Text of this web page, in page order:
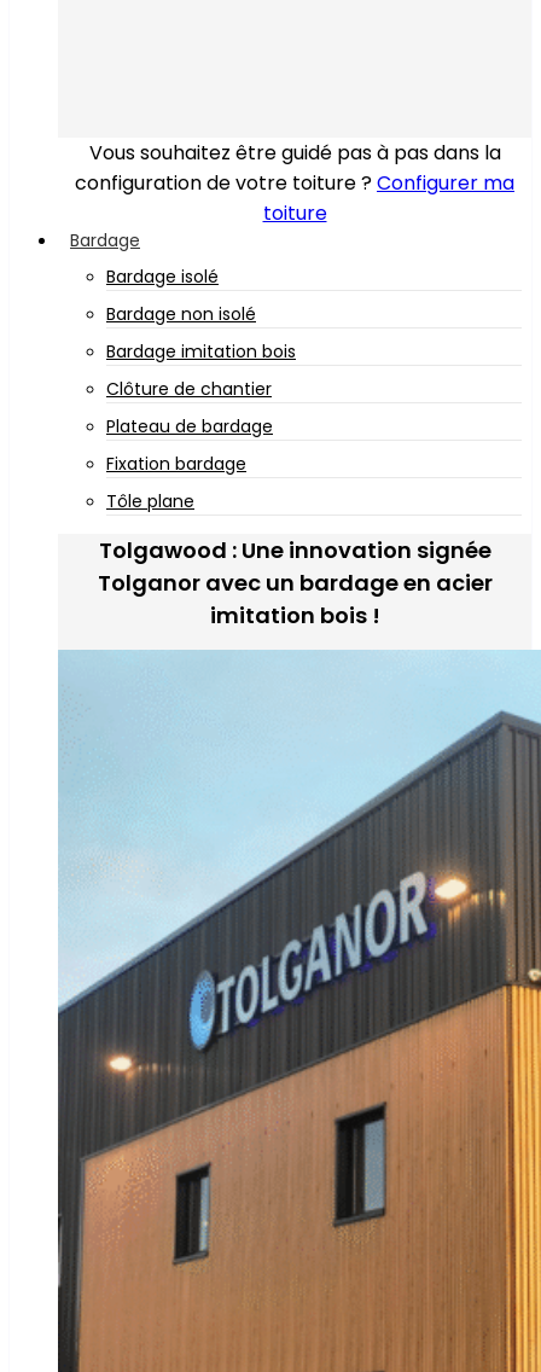
Vous souhaitez être guidé pas à pas dans la
configuration de votre toiture ?Configurer ma
toiture
Bardage
Bardage isolé
Bardage non isolé
Bardage imitation bois
Clôture de chantier
Plateau de bardage
Fixation bardage
Tôle plane
Tolgawood : Une innovation signée
Tolganor avec un bardage en acier
imitation bois !